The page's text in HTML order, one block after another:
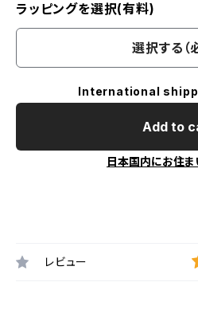
ラッピングを選択(有料)
選択する（
International
Add to
日本国内にお住
レビュー